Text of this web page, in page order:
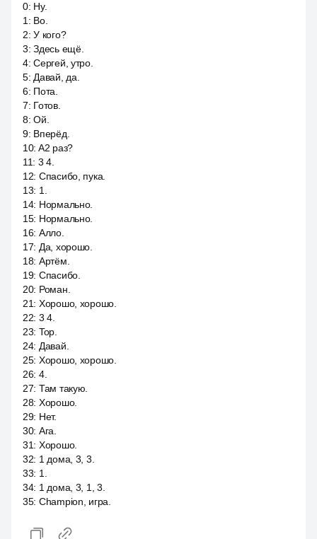
0: Ну.
1 : Во.
2:У кого?
3:Здесь ещё.
4:Сергей, утро.
5: Давай, да.
6: Пота.
7: Готов.
8:Ой.
9: Вперёд.
10: A2 раз?
11: 3 4.
12: Спасибо, пука.
13: 1.
14: Нормально.
15: Нормально.
16: Алло.
17: Да, хорошо.
18: Артём.
19: Спасибо.
20: Роман.
21: Хорошо, хорошо.
22: 3 4.
23: Top.
24: Давай.
25: Хорошо, хорошо.
26: 4.
27: Там такую.
28: Хорошо.
29: Нет.
30: Ага.
31: Хорошо.
32: 1 дома, 3, 3.
33: 1.
34: 1 дома, 3, 1, 3.
35: Champion, игра.